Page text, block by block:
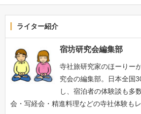
ライター紹介
宿坊研究会編集部
寺社旅研究家のほーりー
究会の編集部。日本全国
し、宿泊者の体験談も
会・写経会・精進料理などの寺社体験も